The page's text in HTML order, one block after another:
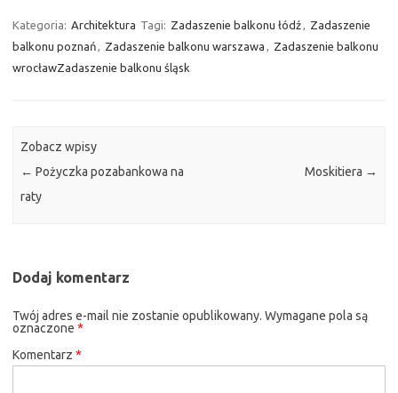
Kategoria: Architektura Tagi: Zadaszenie balkonu łódź, Zadaszenie
balkonu poznań, Zadaszenie balkonu warszawa , Zadaszenie balkonu
wrocławZadaszenie balkonu śląsk
Zobacz wpisy
← Pożyczka pozabankowa na
raty
Moskitiera →
Dodaj komentarz
Twój adres e-mail nie zostanie opublikowany. Wymagane pola są
oznaczone *
Komentarz *